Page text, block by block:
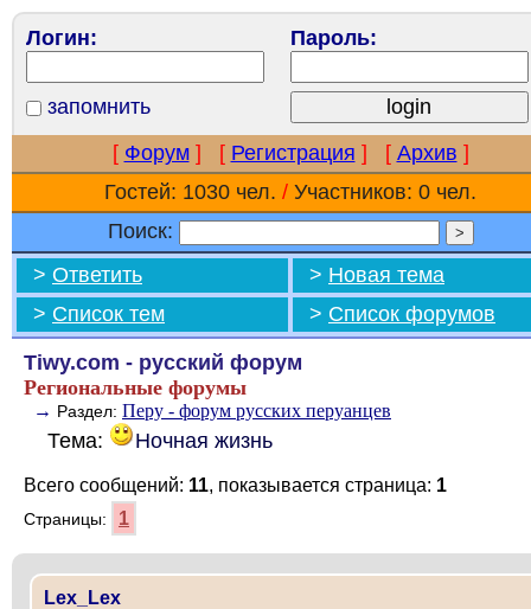
Логин: Пароль:
запомнить
[ Форум ] [ Регистрация ] [ Архив ]
Гостей: 1030 чел. / Участников: 0 чел.
Поиск:
> Ответить > Новая тема
> Список тем > Список форумов
Tiwy.com - русский форум
Региональные форумы
→ Раздел: Перу - форум русских перуанцев
Тема: Ночная жизнь
Всего сообщений: 11, показывается страница: 1
Страницы: 1
Lex_Lex